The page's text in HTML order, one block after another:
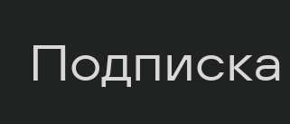
Подписка